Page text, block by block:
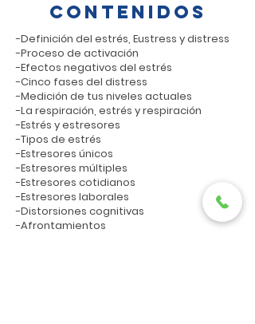
contenidos
-Definición del estrés, Eustress y distress
-Proceso de activación
-Efectos negativos del estrés
-Cinco fases del distress
-Medición de tus niveles actuales
-La respiración, estrés y respiración
-Estrés y estresores
-Tipos de estrés
-Estresores únicos
-Estresores múltiples
-Estresores cotidianos
-Estresores laborales
-Distorsiones cognitivas
-Afrontamientos